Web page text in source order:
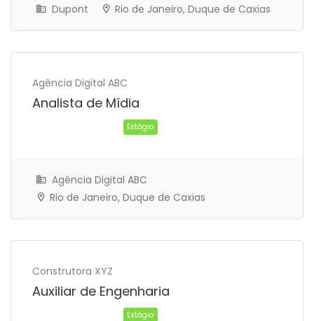
Dupont Rio de Janeiro, Duque de Caxias
Agência Digital ABC
Analista de Mídia
Agência Digital ABC
Rio de Janeiro, Duque de Caxias
Construtora XYZ
Auxiliar de Engenharia